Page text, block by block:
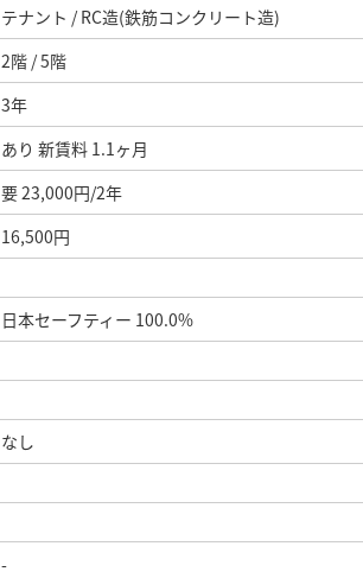
テナント / RC造(鉄筋コンクリート造)
2階 / 5階
3年
あり 新賃料 1.1ヶ月
要 23,000円/2年
16,500円
日本セーフティー 100.0%
なし
-